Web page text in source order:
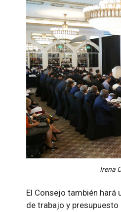
Irena
El Consejo también
de trabajo y